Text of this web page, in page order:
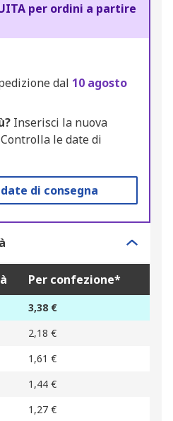
per ordini a partire
dal 10 agosto
Inserisci la nuova
le date di
di consegna
Per confezione*
3,38 €
2,18 €
1,61 €
1,44 €
1,27 €